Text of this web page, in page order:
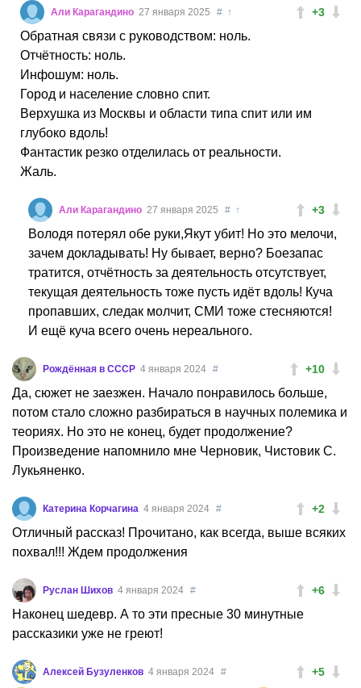
+3
Али Карагандино 27 января 2025 # ↑
Обратная связи с руководством: ноль.
Отчётность: ноль.
Инфошум: ноль.
Город и население словно спит.
Верхушка из Москвы и области типа спит или им
глубоко вдоль!
Фантастик резко отделилась от реальности.
Жаль.
+3
Али Карагандино 27 января 2025 # ↑
Володя потерял обе руки,Якут убит! Но это мелочи,
зачем докладывать! Ну бывает, верно? Боезапас
тратится, отчётность за деятельность отсутствует,
текущая деятельность тоже пусть идёт вдоль! Куча
пропавших, следак молчит, СМИ тоже стесняются!
И ещё куча всего очень нереального.
+10
Рождённая в СССР 4 января 2024 #
Да, сюжет не заезжен. Начало понравилось больше,
потом стало сложно разбираться в научных полемика и
теориях. Но это не конец, будет продолжение?
Произведение напомнило мне Черновик, Чистовик С.
Лукьяненко.
+2
Катерина Корчагина 4 января 2024 #
Отличный рассказ! Прочитано, как всегда, выше всяких
похвал!!! Ждем продолжения
+6
Руслан Шихов 4 января 2024 #
Наконец шедевр. А то эти пресные 30 минутные
рассказики уже не греют!
+5
Алексей Бузуленков 4 января 2024 #